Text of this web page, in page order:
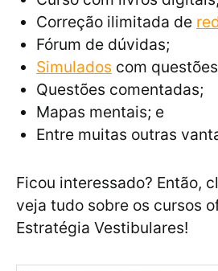
Correção ilimitada de
Fórum de dúvidas;
Simulados com
Questões comentadas;
Mapas mentais; e
Entre muitas outras
Ficou interessado? Então,
veja tudo sobre os cursos
Estratégia Vestibulares!